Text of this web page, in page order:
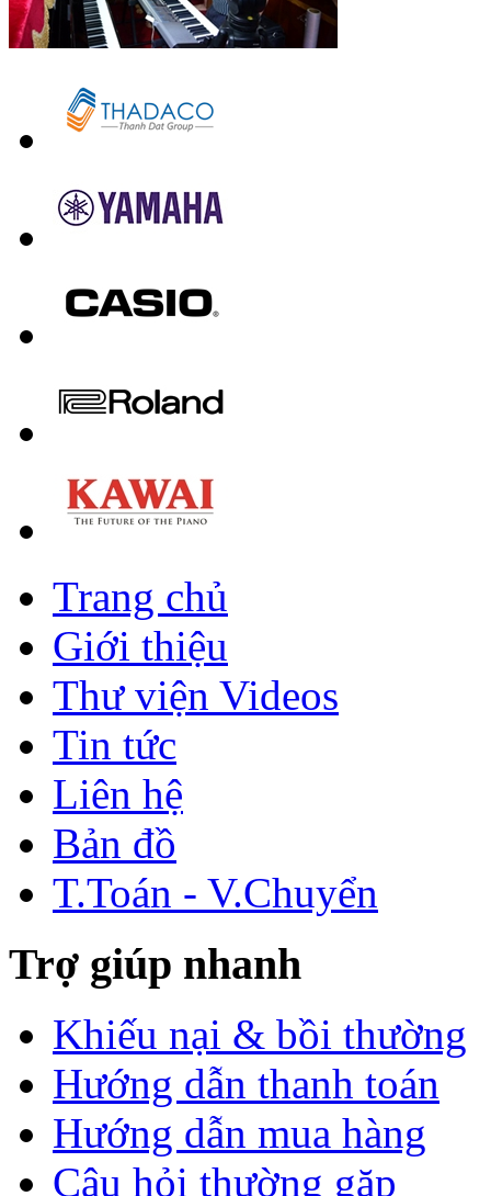
Trang chủ
Giới thiệu
Thư viện Videos
Tin tức
Liên hệ
Bản đồ
T.Toán - V.Chuyển
Trợ giúp nhanh
Khiếu nại & bồi thường
Hướng dẫn thanh toán
Hướng dẫn mua hàng
Câu hỏi thường gặp